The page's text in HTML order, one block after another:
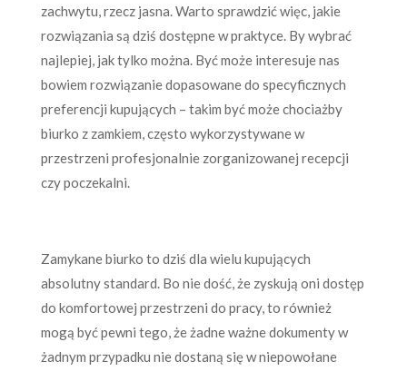
zachwytu, rzecz jasna. Warto sprawdzić więc, jakie
rozwiązania są dziś dostępne w praktyce. By wybrać
najlepiej, jak tylko można. Być może interesuje nas
bowiem rozwiązanie dopasowane do specyficznych
preferencji kupujących – takim być może chociażby
biurko z zamkiem, często wykorzystywane w
przestrzeni profesjonalnie zorganizowanej recepcji
czy poczekalni.
Zamykane biurko to dziś dla wielu kupujących
absolutny standard. Bo nie dość, że zyskują oni dostęp
do komfortowej przestrzeni do pracy, to również
mogą być pewni tego, że żadne ważne dokumenty w
żadnym przypadku nie dostaną się w niepowołane